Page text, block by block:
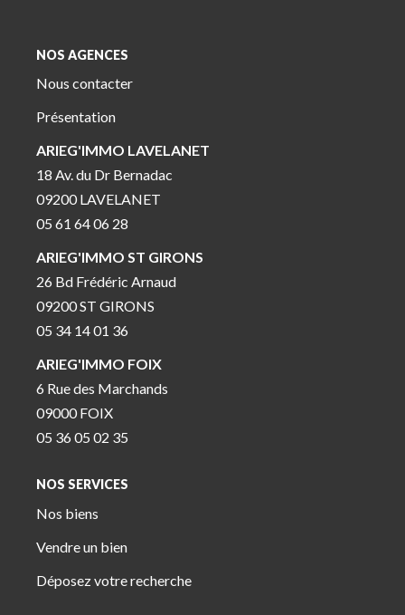
NOS AGENCES
Nous contacter
Présentation
ARIEG'IMMO LAVELANET
18 Av. du Dr Bernadac
09200 LAVELANET
05 61 64 06 28
ARIEG'IMMO ST GIRONS
26 Bd Frédéric Arnaud
09200 ST GIRONS
05 34 14 01 36
ARIEG'IMMO FOIX
6 Rue des Marchands
09000 FOIX
05 36 05 02 35
NOS SERVICES
Nos biens
Vendre un bien
Déposez votre recherche